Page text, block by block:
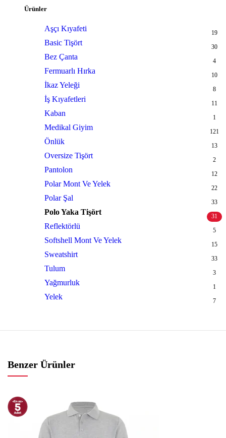
Ürünler
Aşçı Kıyafeti 19
Basic Tişört 30
Bez Çanta 4
Fermuarlı Hırka 10
İkaz Yeleği 8
İş Kıyafetleri 11
Kaban 1
Medikal Giyim 121
Önlük 13
Oversize Tişört 2
Pantolon 12
Polar Mont Ve Yelek 22
Polar Şal 33
Polo Yaka Tişört 31
Reflektörlü 5
Softshell Mont Ve Yelek 15
Sweatshirt 33
Tulum 3
Yağmurluk 1
Yelek 7
Benzer Ürünler